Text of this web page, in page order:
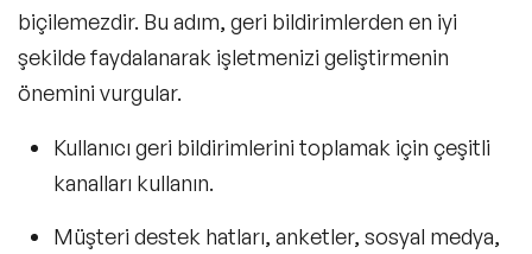
biçilemezdir. Bu adım, geri bildirimlerden en iyi
şekilde faydalanarak işletmenizi geliştirmenin
önemini vurgular.
Kullanıcı geri bildirimlerini toplamak için çeşitli
kanalları kullanın.
Müşteri destek hatları, anketler, sosyal medya,